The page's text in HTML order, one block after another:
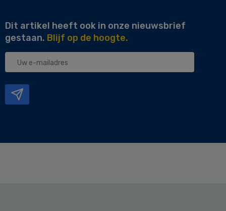
Dit artikel heeft ook in onze nieuwsbrief
gestaan. Blijf op de hoogte.
Uw